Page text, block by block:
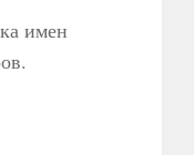
имен